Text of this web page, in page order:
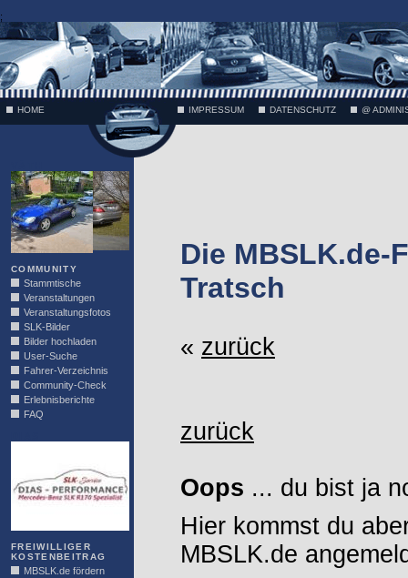
;
HOME IMPRESSUM DATENSCHUTZ @
COMMUNITY
Stammtische
Veranstaltungen
Veranstaltungsfotos
SLK-Bilder
Bilder hochladen
User-Suche
Fahrer-Verzeichnis
Community-Check
Erlebnisberichte
FAQ
FREIWILLIGER
KOSTENBEITRAG
MBSLK.de fördern
Die MBSLK.de-
Tratsch
« zurück
zurück
Oops ... du bist ja
Hier kommst du
MBSLK.de